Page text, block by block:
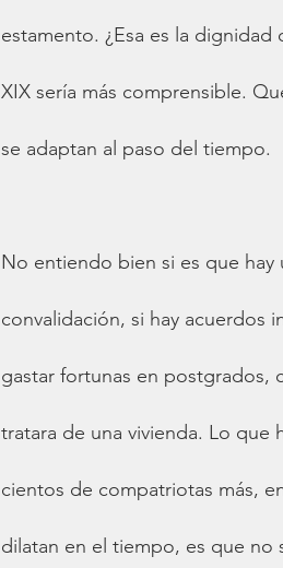
estamento. ¿Esa es la dignidad
XIX sería más comprensible.
se adaptan al paso del tiempo.
No entiendo bien si es que
convalidación, si hay acuerdos
gastar fortunas en postgrados,
tratara de una vivienda. Lo
cientos de compatriotas más,
dilatan en el tiempo, es que no